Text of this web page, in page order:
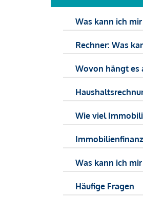
Was kann ich
Rechner: Was
Wovon hängt es
Wie viel
Was kann ich
Häufige Fragen